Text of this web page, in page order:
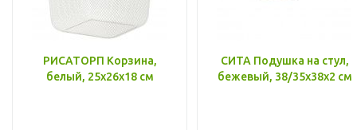
РИСАТОРП Корзина,
белый, 25x26x18 см
СИТА Подушка на стул,
бежевый, 38/35x38x2 см